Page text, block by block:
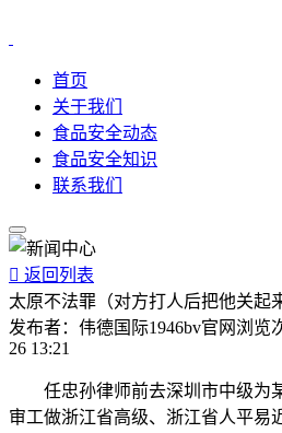
首页
关于我们
食品安全动态
食品安全知识
联系我们
 返回列表
太原不法罪（对方打人后把他关起
发布者： 伟德国际1946bv官网 浏览
26 13:21
任忠孙律师前去深圳市中级为
审工做浙江省高级、浙江省人平易